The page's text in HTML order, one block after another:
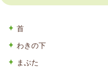
首
わきの下
まぶた